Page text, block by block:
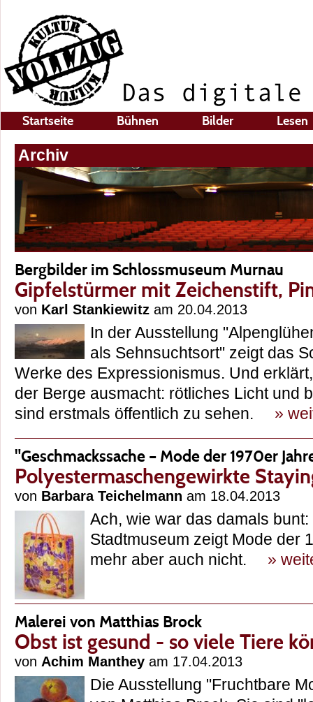
Startseite Bühnen Bilder Lesen
Archiv
Bergbilder im Schlossmuseum Murnau
Gipfelstürmer mit Zeichenstift,
von Karl Stankiewitz am 20.04.2013
In der Ausstellung
als Sehnsuchtsort" zeigt das
Werke des Expressionismus. Und
der Berge ausmacht: rötliches Licht und
sind erstmals öffentlich zu sehen. »
"Geschmackssache – Mode der 1970er
Polyestermaschengewirkte
von Barbara Teichelmann am 18.04.2013
Ach, wie war das damals
Stadtmuseum zeigt Mode der
mehr aber auch nicht. »
Malerei von Matthias Brock
Obst ist gesund - so viele Tiere
von Achim Manthey am 17.04.2013
Die Ausstellung "Fruchtbare